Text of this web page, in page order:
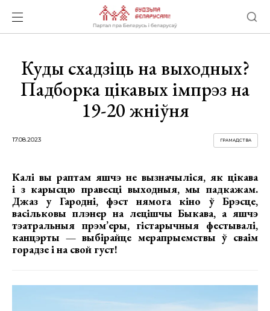
Куды схадзіць на выходных?
Падборка цікавых імпрэз на
19-20 жніўня
17.08.2023 ГРАМАДСТВА
Калі вы раптам яшчэ не вызначыліся, як цікава
і з карысцю правесці выходныя, мы падкажам.
Джаз у Гародні, фэст нямога кіно ў Брэсце,
васільковы плэнер на лецішчы Быкава, а яшчэ
тэатральныя прэм’еры, гістарычныя фестывалі,
канцэрты — выбірайце мерапрыемствы ў сваім
горадзе і на свой густ!